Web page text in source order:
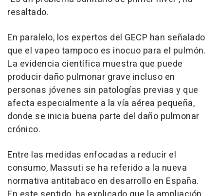
resaltado.
En paralelo, los expertos del GECP han señalado
que el vapeo tampoco es inocuo para el pulmón.
La evidencia científica muestra que puede
producir daño pulmonar grave incluso en
personas jóvenes sin patologías previas y que
afecta especialmente a la vía aérea pequeña,
donde se inicia buena parte del daño pulmonar
crónico.
Entre las medidas enfocadas a reducir el
consumo, Massuti se ha referido a la nueva
normativa antitabaco en desarrollo en España.